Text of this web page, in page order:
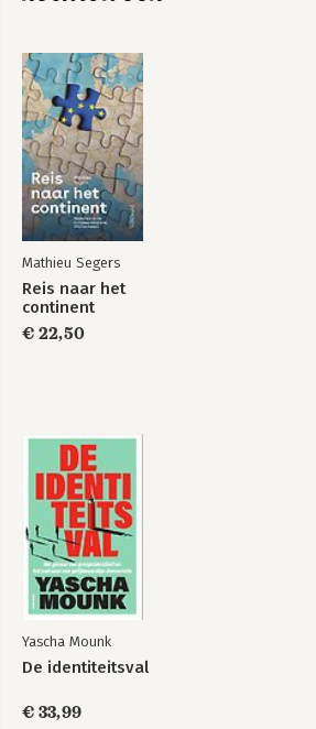
Lobbyland
Bekijk alle boeken
Mathieu Segers
Reis naar het
continent
€ 22,50
Yascha Mounk
De identiteitsval
€ 33,99